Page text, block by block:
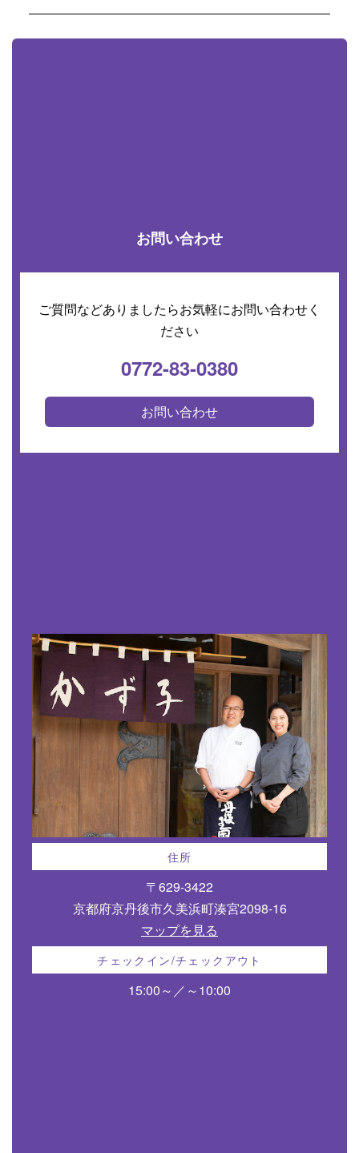
お問い合わせ
ご質問などありましたらお気軽にお問い合わせく
ださい
0772-83-0380
お問い合わせ
住所
〒629-3422
京都府京丹後市久美浜町湊宮2098-16
マップを見る
チェックイン/チェックアウト
15:00～／～10:00